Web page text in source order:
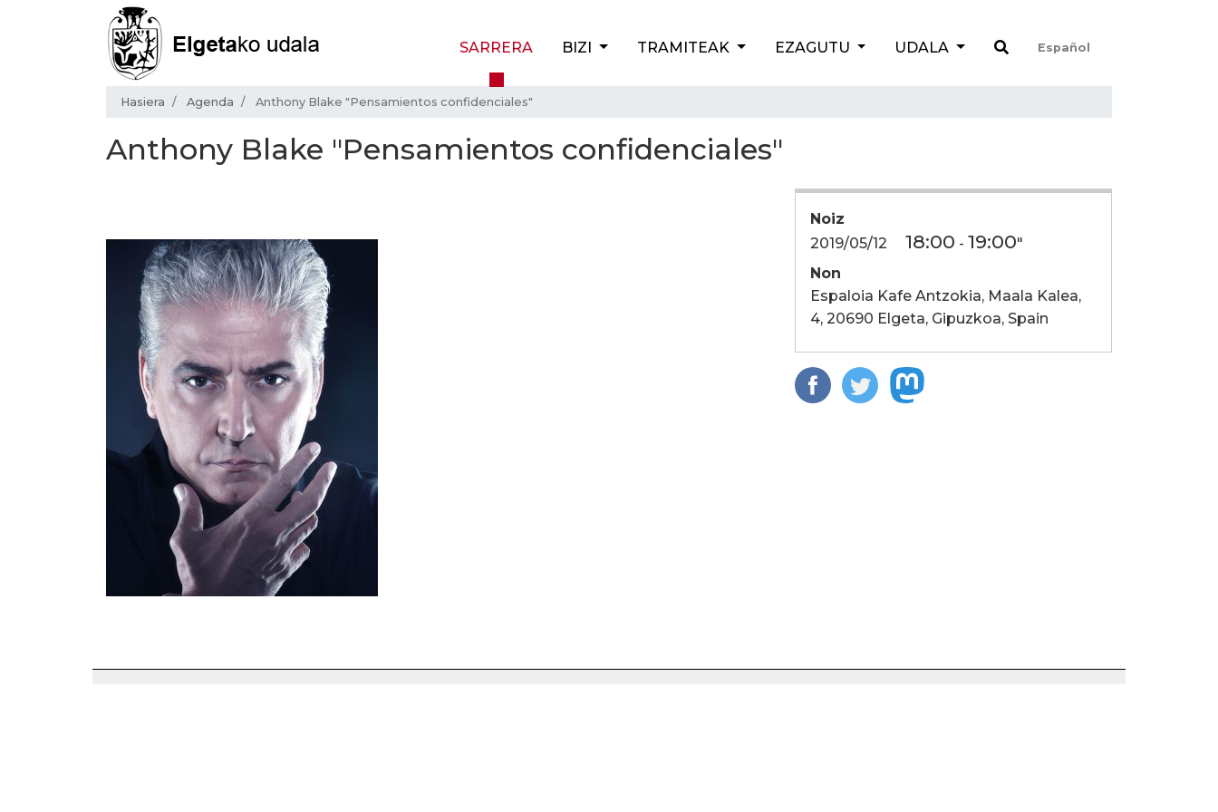
SARRERA BIZI TRAMITEAK EZAGUTU UDALA Español
Hasiera Agenda Anthony Blake "Pensamientos confidenciales"
Anthony Blake "Pensamientos confidenciales"
Noiz
2019/05/12
18:00 - 19:00"
Non
Espaloia Kafe Antzokia, Maala Kalea,
4, 20690 Elgeta, Gipuzkoa, Spain